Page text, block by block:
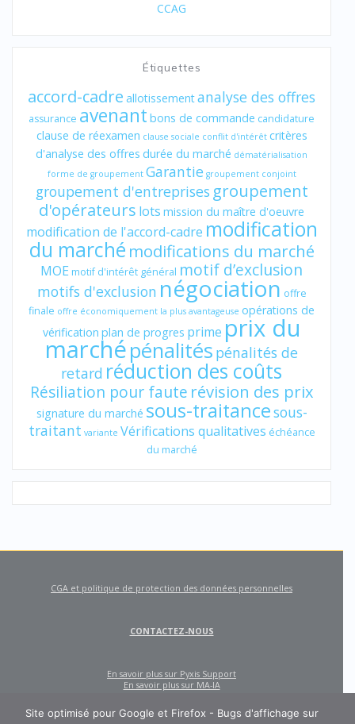
CCAG
Étiquettes
accord-cadre allotissementanalyse des offres
assurance avenant bons de commande candidature
clause de réexamen clause sociale conflit d'intérêt critères
d'analyse des offres durée du marché dématérialisation
forme de groupement Garantie groupement conjoint
groupement d'entreprises groupement
d'opérateurs lots mission du maître d'oeuvre
modification de l'accord-cadre modification
du marché modifications du marché
MOE motif d'intérêt général motif d’exclusion
motifs d'exclusion négociation offre
finale offre économiquement la plus avantageuse opérations de
vérification plan de progres prime prix du
marchépénalités pénalités de
retard réduction des coûts
Résiliation pour faute révision des prix
signature du marché sous-traitancesous-
traitant variante Vérifications qualitatives échéance
du marché
CGA et politique de protection des données personnelles
CONTACTEZ-NOUS
En savoir plus sur Pyxis Support
En savoir plus sur MA-IA
Site optimisé pour Google et Firefox - Bugs d'affichage sur